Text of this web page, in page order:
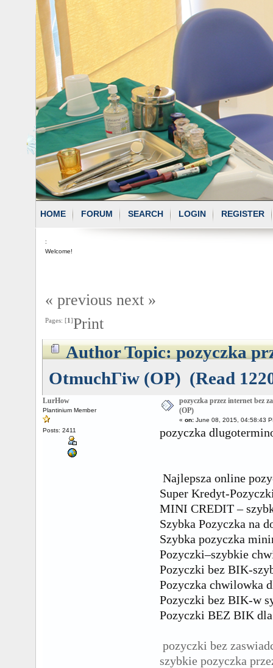
HOME FORUM SEARCH LOGIN REGISTER
:
Welcome!
« previous next »
Print
Pages: [1]
AuthorTopic: pozyczka
OtmuchГіw (OP) (Read
LurHow
Plantinium Member
Posts: 2411
pozyczka przez internet bez
(OP)
« on: June 08, 2015, 04:58:43
pozyczka
Najlepsza online
Super Kredyt-
MINI CREDIT –
Szybka Pozyczka na
Szybka pozyczka
Pozyczki–szybkie
Pozyczki bez BIK-
Pozyczka chwilowka
Pozyczki bez BIK-w
Pozyczki BEZ BIK
pozyczki bez
szybkie pozyczka